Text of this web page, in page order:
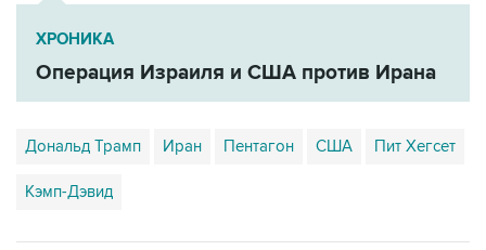
ХРОНИКА
Операция Израиля и США против Ирана
Дональд Трамп Иран Пентагон США Пит Хегсет
Кэмп-Дэвид